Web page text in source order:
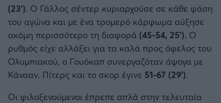
(23'). Ο Γάλλος σέντερ κυριαρχούσε σε κάθε φάση
του αγώνα και με ένα τρομερό κάρφωμα αύξησε
ακόμη περισσότερο τη διαφορά (45-54, 25'). Ο
ρυθμός είχε αλλάξει για τα καλά προς όφελος του
Ολυμπιακού, ο Γουόκαπ συνεργαζόταν άψογα με
Κάνααν, Πίτερς και το σκορ έγινε 51-67 (29').
Οι φιλοξενούμενοι έπρεπε απλά στην τελευταία